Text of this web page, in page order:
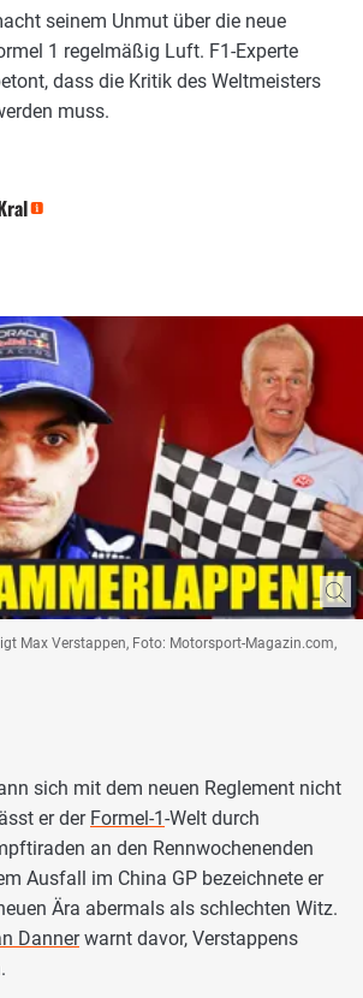
seinem Unmut über die neue
1 regelmäßig Luft. F1-Experte
dass die Kritik des Weltmeisters
muss.
Max Verstappen, Foto: Motorsport-Magazin.com,
sich mit dem neuen Reglement nicht
er der Formel-1-Welt durch
an den Rennwochenenden
Ausfall im China GP bezeichnete er
Ära abermals als schlechten Witz.
Dannerwarnt davor, Verstappens